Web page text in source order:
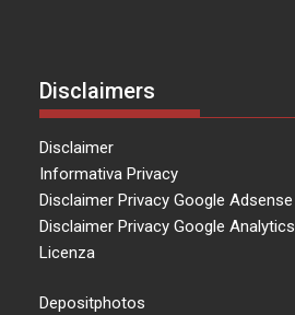
Disclaimers
Disclaimer
Informativa Privacy
Disclaimer Privacy Google Adsense
Disclaimer Privacy Google Analytics
Licenza
Depositphotos